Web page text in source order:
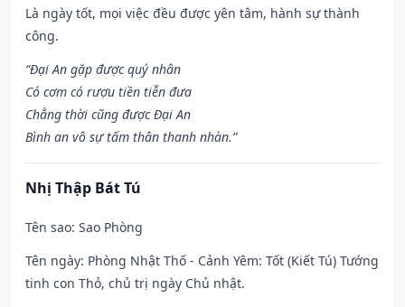
Là ngày tốt, mọi việc đều được yên tâm, hành sự thành
công.
“Đại An gặp được quý nhân
Có cơm có rượu tiền tiễn đưa
Chẳng thời cũng được Đại An
Bình an vô sự tấm thân thanh nhàn.”
Nhị Thập Bát Tú
Tên sao: Sao Phòng
Tên ngày: Phòng Nhật Thố - Cảnh Yêm: Tốt (Kiết Tú) Tướng
tinh con Thỏ, chủ trị ngày Chủ nhật.